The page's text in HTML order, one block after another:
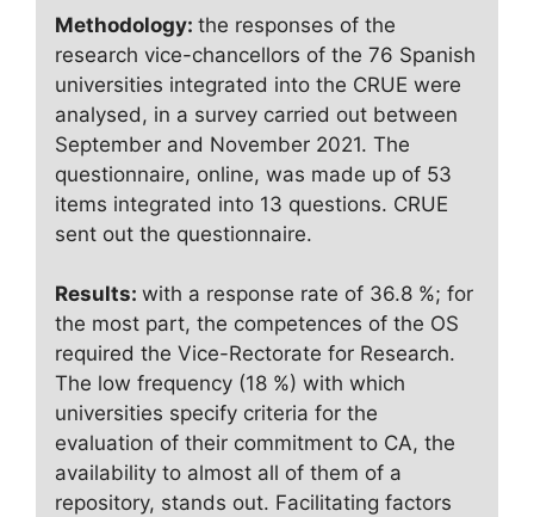
Methodology: the responses of the
research vice-chancellors of the 76 Spanish
universities integrated into the CRUE were
analysed, in a survey carried out between
September and November 2021. The
questionnaire, online, was made up of 53
items integrated into 13 questions. CRUE
sent out the questionnaire.
Results: with a response rate of 36.8 %; for
the most part, the competences of the OS
required the Vice-Rectorate for Research.
The low frequency (18 %) with which
universities specify criteria for the
evaluation of their commitment to CA, the
availability to almost all of them of a
repository, stands out. Facilitating factors